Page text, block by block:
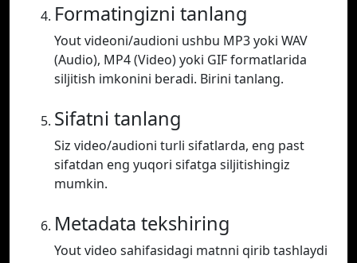
Formatingizni tanlang
Yout videoni/audioni ushbu MP3 yoki WAV
(Audio), MP4 (Video) yoki GIF formatlarida
siljitish imkonini beradi. Birini tanlang.
Sifatni tanlang
Siz video/audioni turli sifatlarda, eng past
sifatdan eng yuqori sifatga siljitishingiz
mumkin.
Metadata tekshiring
Yout video sahifasidagi matnni qirib tashlaydi